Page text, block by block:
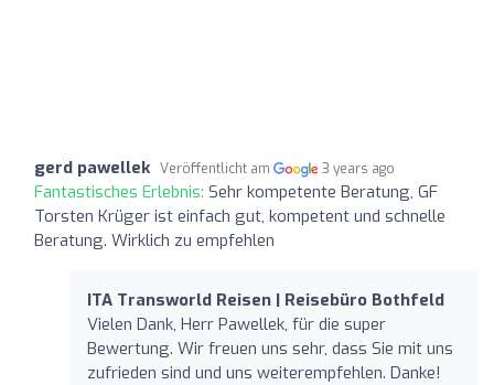
gerd pawellek Veröffentlicht am 3 years ago
Fantastisches Erlebnis: Sehr kompetente Beratung, GF
Torsten Krüger ist einfach gut, kompetent und schnelle
Beratung. Wirklich zu empfehlen
ITA Transworld Reisen | Reisebüro Bothfeld
Vielen Dank, Herr Pawellek, für die super
Bewertung. Wir freuen uns sehr, dass Sie mit uns
zufrieden sind und uns weiterempfehlen. Danke!